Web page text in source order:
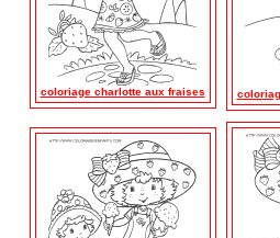
coloriage charlotte aux fraises